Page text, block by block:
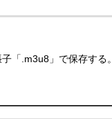
「.m3u8」で保存する。